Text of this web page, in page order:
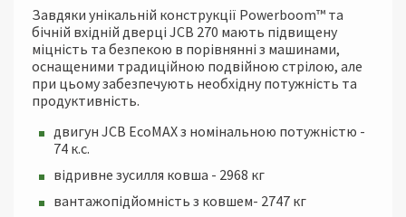
Завдяки унікальній конструкції Powerboom™ та
бічній вхідній дверці JCB 270 мають підвищену
міцність та безпекою в порівнянні з машинами,
оснащеними традиційною подвійною стрілою, але
при цьому забезпечують необхідну потужність та
продуктивність.
двигун JCB EcoMAX з номінальною потужністю -
74 к.с.
відривне зусилля ковша - 2968 кг
вантажопідйомність з ковшем- 2747 кг